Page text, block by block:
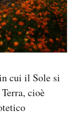
cui il Sole si
cioè